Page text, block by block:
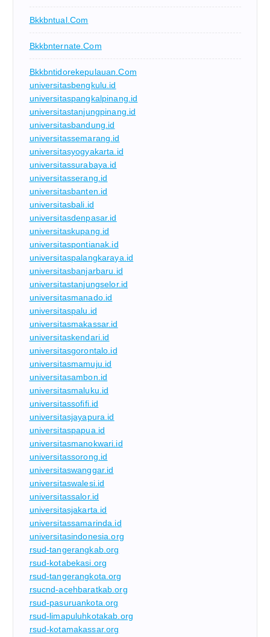
Bkkbntual.com
Bkkbnternate.com
Bkkbntidorekepulauan.com
universitasbengkulu.id
universitaspangkalpinang.id
universitastanjungpinang.id
universitasbandung.id
universitassemarang.id
universitasyogyakarta.id
universitassurabaya.id
universitasserang.id
universitasbanten.id
universitasbali.id
universitasdenpasar.id
universitaskupang.id
universitaspontianak.id
universitaspalangkaraya.id
universitasbanjarbaru.id
universitastanjungselor.id
universitasmanado.id
universitaspalu.id
universitasmakassar.id
universitaskendari.id
universitasgorontalo.id
universitasmamuju.id
universitasambon.id
universitasmaluku.id
universitassofifi.id
universitasjayapura.id
universitaspapua.id
universitasmanokwari.id
universitassorong.id
universitaswanggar.id
universitaswalesi.id
universitassalor.id
universitasjakarta.id
universitassamarinda.id
universitasindonesia.org
rsud-tangerangkab.org
rsud-kotabekasi.org
rsud-tangerangkota.org
rsucnd-acehbaratkab.org
rsud-pasuruankota.org
rsud-limapuluhkotakab.org
rsud-kotamakassar.org